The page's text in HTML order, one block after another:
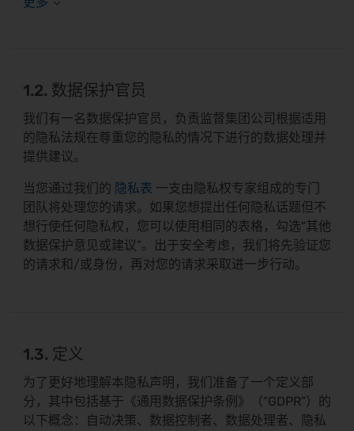
1.2. 数据保护官员
我们有一名数据保护官员，负责监督集团公司根据适用
的隐私法规在尊重您的隐私的情况下进行的数据处理并
提供建议。
当您通过我们的 隐私表 一支由隐私权专家组成的专门
团队将处理您的请求。如果您想提出任何隐私话题但不
想行使任何隐私权，您可以使用相同的表格，勾选“其他
数据保护意见或建议”。出于安全考虑，我们将先验证您
的请求和/或身份，再对您的请求采取进一步行动。
1.3. 定义
为了更好地理解本隐私声明，我们准备了一个定义部
分，其中包括基于《通用数据保护条例》（“GDPR”）的
以下概念：自动决策、数据控制者、数据处理者、隐私